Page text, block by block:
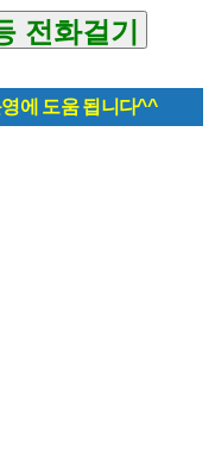
에 도움 됩니다^^